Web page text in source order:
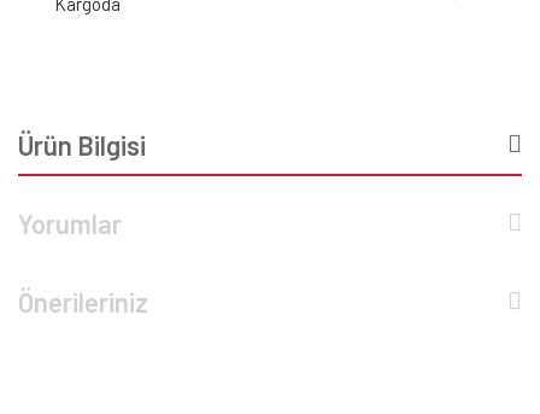
Ürün Bilgisi
Yorumlar
Önerileriniz